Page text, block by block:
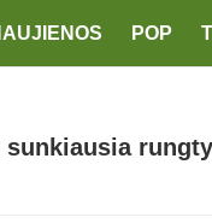
POP